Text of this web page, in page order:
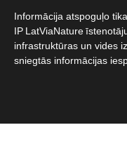
Informācija atspoguļo
IP LatViaNature
infrastruktūras un vides
sniegtās informācijas